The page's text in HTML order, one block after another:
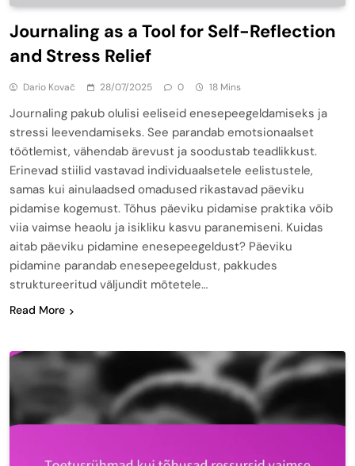
Journaling as a Tool for Self-Reflection
and Stress Relief
Dario Kovač 28/07/2025 0 18 Mins
Journaling pakub olulisi eeliseid enesepeegeldamiseks ja
stressi leevendamiseks. See parandab emotsionaalset
töötlemist, vähendab ärevust ja soodustab teadlikkust.
Erinevad stiilid vastavad individuaalsetele eelistustele,
samas kui ainulaadsed omadused rikastavad päeviku
pidamise kogemust. Tõhus päeviku pidamise praktika võib
viia vaimse heaolu ja isikliku kasvu paranemiseni. Kuidas
aitab päeviku pidamine enesepeegeldust? Päeviku
pidamine parandab enesepeegeldust, pakkudes
struktureeritud väljundit mõtetele…
Read More